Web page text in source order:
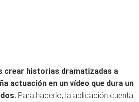
crear historias dramatizadas a
actuación en un vídeo que dura un
Para hacerlo, la aplicación cuenta